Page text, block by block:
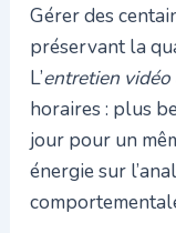
Gérer des
préservant la
L’entretien
horaires : plus
jour pour un
énergie sur